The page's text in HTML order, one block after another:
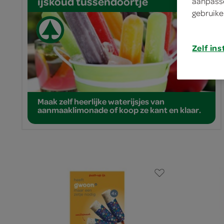
Maak zelf heerlijke waterijsjes van
aanmaaklimonade of koop ze kant en klaar.
Zelf